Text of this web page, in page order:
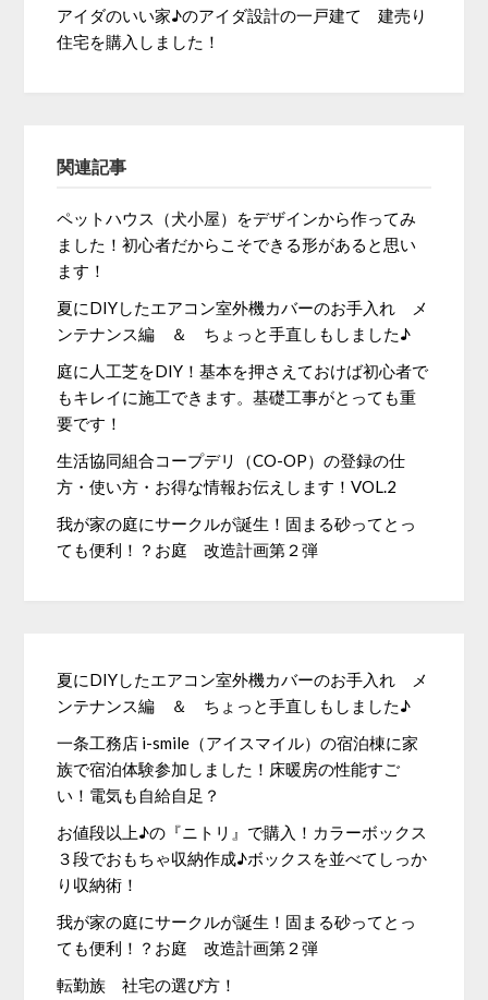
アイダのいい家♪のアイダ設計の一戸建て 建売り
住宅を購入しました！
関連記事
ペットハウス（犬小屋）をデザインから作ってみ
ました！初心者だからこそできる形があると思い
ます！
夏にDIYしたエアコン室外機カバーのお手入れ メ
ンテナンス編 ＆ ちょっと手直しもしました♪
庭に人工芝をDIY！基本を押さえておけば初心者で
もキレイに施工できます。基礎工事がとっても重
要です！
生活協同組合コープデリ（CO-OP）の登録の仕
方・使い方・お得な情報お伝えします！VOL.2
我が家の庭にサークルが誕生！固まる砂ってとっ
ても便利！？お庭 改造計画第２弾
夏にDIYしたエアコン室外機カバーのお手入れ メ
ンテナンス編 ＆ ちょっと手直しもしました♪
一条工務店 i-smile（アイスマイル）の宿泊棟に家
族で宿泊体験参加しました！床暖房の性能すご
い！電気も自給自足？
お値段以上♪の『ニトリ』で購入！カラーボックス
３段でおもちゃ収納作成♪ボックスを並べてしっか
り収納術！
我が家の庭にサークルが誕生！固まる砂ってとっ
ても便利！？お庭 改造計画第２弾
転勤族 社宅の選び方！